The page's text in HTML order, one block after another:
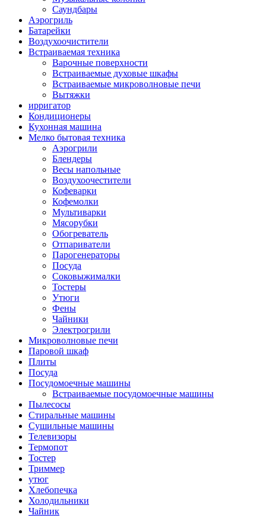
Саундбары
Аэрогриль
Батарейки
Воздухоочистители
Встраиваемая техника
Варочные поверхности
Встраиваемые духовые шкафы
Встраиваемые микроволновые печи
Вытяжки
ирригатор
Кондиционеры
Кухонная машина
Мелко бытовая техника
Аэрогрили
Блендеры
Весы напольные
Воздухоочестители
Кофеварки
Кофемолки
Мультиварки
Мясорубки
Обогреватель
Отпариватели
Парогенераторы
Посуда
Соковыжималки
Тостеры
Утюги
Фены
Чайники
Электрогрили
Микроволновые печи
Паровой шкаф
Плиты
Посуда
Посудомоечные машины
Встраиваемые посудомоечные машины
Пылесосы
Стиральные машины
Сушильные машины
Телевизоры
Термопот
Тостер
Триммер
утюг
Хлебопечка
Холодильники
Чайник